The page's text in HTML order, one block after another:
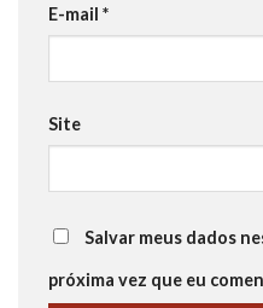
E-mail *
Site
Salvar meus dados
próxima vez que eu